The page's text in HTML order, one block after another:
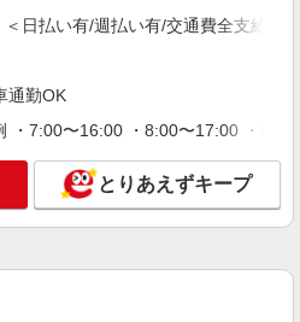
円〜2125円 ＜日払い有/週払い有/交
(ガソリン代含む)＞
詳細を見る
なサ高住で生活ケア▼清掃やフロ
日払い有/週払い有/交通費全支給(ガ
通勤OK
・7:00〜16:00 ・8:00〜17:00 ・
とりあえずキープ